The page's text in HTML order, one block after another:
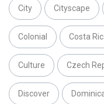
City Cityscape
Colonial Costa
Culture Czech
Discover